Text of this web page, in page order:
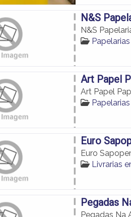
N&S
N&S
Art Papel
Art Papel
Euro
Euro
Livrarias
Pegadas
Pegadas Na